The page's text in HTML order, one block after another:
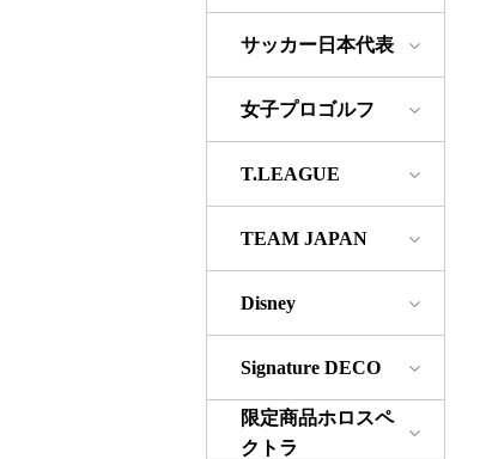
サッカー日本代表
女子プロゴルフ
T.LEAGUE
TEAM JAPAN
Disney
Signature DECO
限定商品ホロスペ
クトラ